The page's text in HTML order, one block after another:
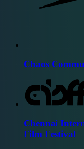
Chaos
Chennai
Film Festival